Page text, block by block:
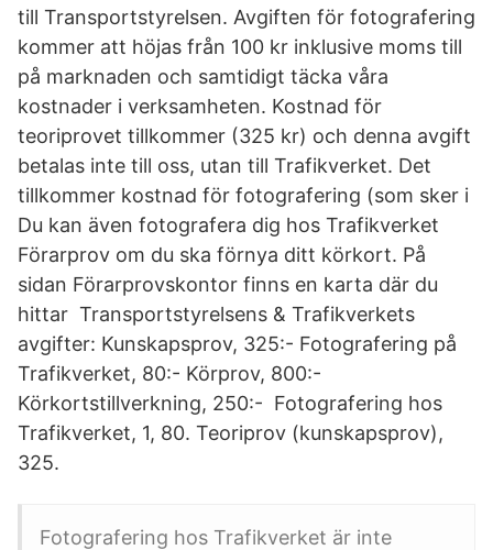
till Transportstyrelsen. Avgiften för fotografering
kommer att höjas från 100 kr inklusive moms till
på marknaden och samtidigt täcka våra
kostnader i verksamheten. Kostnad för
teoriprovet tillkommer (325 kr) och denna avgift
betalas inte till oss, utan till Trafikverket. Det
tillkommer kostnad för fotografering (som sker i
Du kan även fotografera dig hos Trafikverket
Förarprov om du ska förnya ditt körkort. På
sidan Förarprovskontor finns en karta där du
hittar Transportstyrelsens & Trafikverkets
avgifter: Kunskapsprov, 325:- Fotografering på
Trafikverket, 80:- Körprov, 800:-
Körkortstillverkning, 250:- Fotografering hos
Trafikverket, 1, 80. Teoriprov (kunskapsprov),
325.
Fotografering hos Trafikverket är inte